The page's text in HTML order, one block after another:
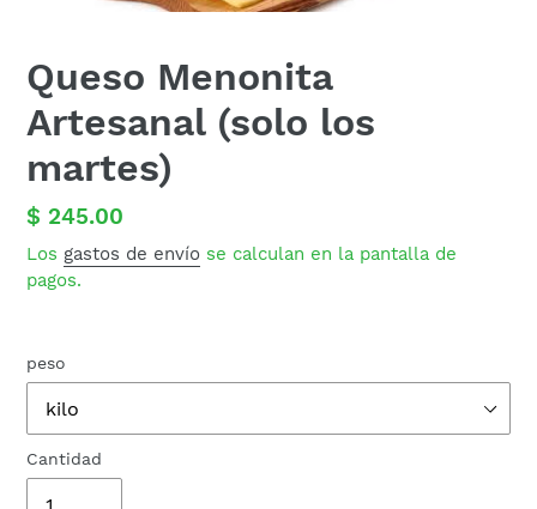
Queso Menonita
Artesanal (solo los
martes)
Precio
habitual
$ 245.00
Los gastos de envío se calculan en la pantalla de
pagos.
peso
Cantidad